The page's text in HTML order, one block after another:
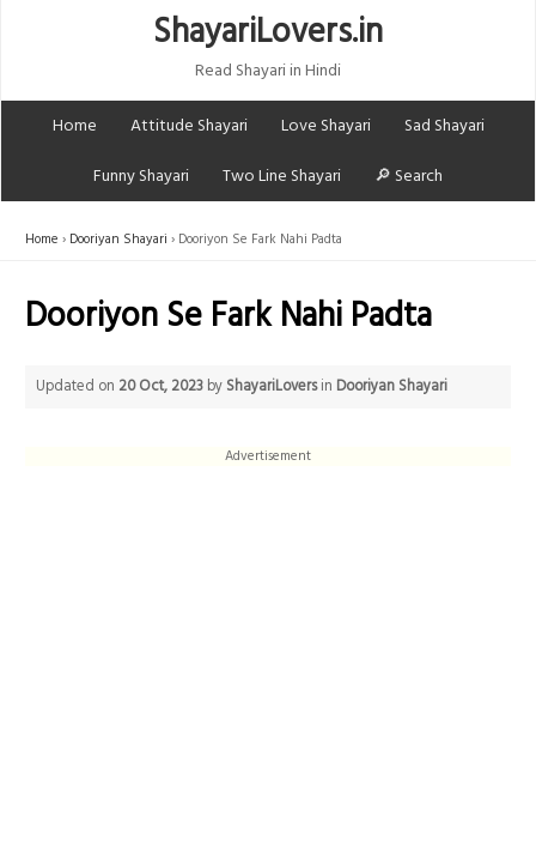
ShayariLovers.in
Read Shayari in Hindi
Home
Attitude Shayari Love Shayari
Sad Shayari
Funny Shayari
Two Line Shayari 🔎 Search
Home Dooriyan Shayari Dooriyon Se Fark Nahi Padta
Dooriyon Se Fark Nahi Padta
Updated on 20 Oct, 2023 by ShayariLoversin Dooriyan Shayari
Advertisement